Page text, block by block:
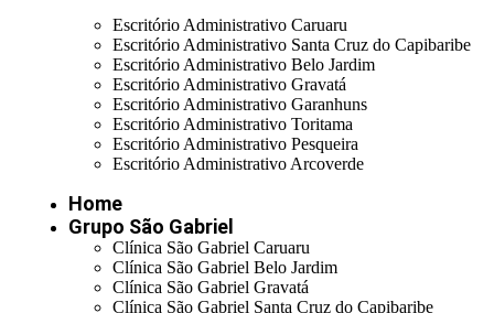
Escritório Administrativo Caruaru
Escritório Administrativo Santa Cruz do Capibaribe
Escritório Administrativo Belo Jardim
Escritório Administrativo Gravatá
Escritório Administrativo Garanhuns
Escritório Administrativo Toritama
Escritório Administrativo Pesqueira
Escritório Administrativo Arcoverde
Home
Grupo São Gabriel
Clínica São Gabriel Caruaru
Clínica São Gabriel Belo Jardim
Clínica São Gabriel Gravatá
Clínica São Gabriel Santa Cruz do Capibaribe